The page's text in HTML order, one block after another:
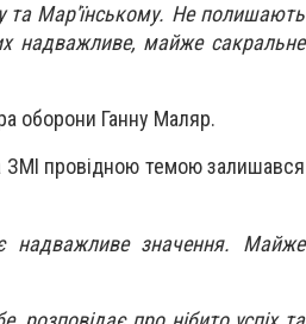
та Мар'їнському. Не полишають
надважливе, майже сакральне
оборони Ганну Маляр.
ЗМІ провідною темою залишався
надважливе значення. Майже